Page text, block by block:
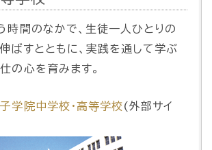
時間のなかで、生徒一人ひとりの
ばすとともに、実践を通して学ぶ
の心を育みます。
学院中学校・高等学校(外部サイ